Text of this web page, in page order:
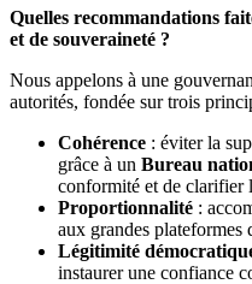
Quelles recommandations
et de souveraineté ?
Nous appelons à une
autorités, fondée sur trois
Cohérence : éviter la
grâce à un Bureau
conformité et de clarifier
Proportionnalité :
aux grandes plateformes
Légitimité
instaurer une confiance